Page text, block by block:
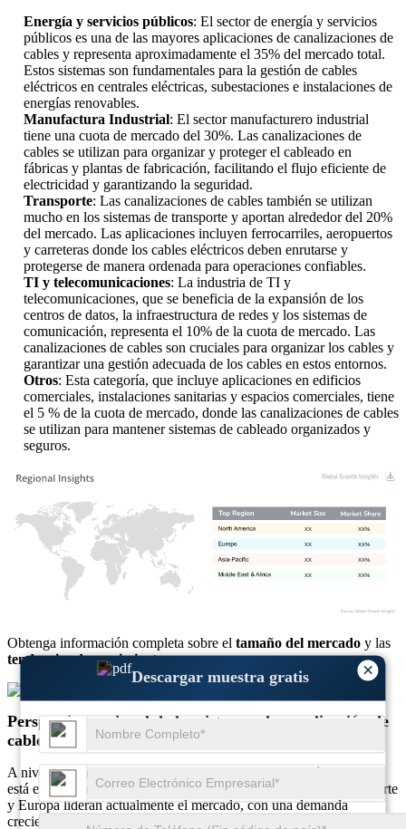
×
Descargar muestra gratis
Energía y servicios públicos: El sector de energía y servicios
públicos es una de las mayores aplicaciones de canalizaciones de
cables y representa aproximadamente el 35% del mercado total.
Estos sistemas son fundamentales para la gestión de cables
eléctricos en centrales eléctricas, subestaciones e instalaciones de
energías renovables.
Manufactura Industrial: El sector manufacturero industrial
tiene una cuota de mercado del 30%. Las canalizaciones de
cables se utilizan para organizar y proteger el cableado en
fábricas y plantas de fabricación, facilitando el flujo eficiente de
electricidad y garantizando la seguridad.
Transporte: Las canalizaciones de cables también se utilizan
mucho en los sistemas de transporte y aportan alrededor del 20%
del mercado. Las aplicaciones incluyen ferrocarriles, aeropuertos
y carreteras donde los cables eléctricos deben enrutarse y
protegerse de manera ordenada para operaciones confiables.
TI y telecomunicaciones: La industria de TI y
telecomunicaciones, que se beneficia de la expansión de los
centros de datos, la infraestructura de redes y los sistemas de
comunicación, representa el 10% de la cuota de mercado. Las
canalizaciones de cables son cruciales para organizar los cables y
garantizar una gestión adecuada de los cables en estos entornos.
Otros: Esta categoría, que incluye aplicaciones en edificios
comerciales, instalaciones sanitarias y espacios comerciales, tiene
el 5 % de la cuota de mercado, donde las canalizaciones de cables
se utilizan para mantener sistemas de cableado organizados y
seguros.
XX%
XX
XX%
XX
XX%
XX
XX%
XX
Obtenga información completa sobre el tamaño del mercado y las
tendencias de crecimiento
Descargar muestra gratis
Perspectiva regional de los sistemas de canalización de
cables
A nivel regional, el mercado de sistemas de canalización de cables
está experimentando un crecimiento significativo. América del Norte
y Europa lideran actualmente el mercado, con una demanda
creciente en los sectores industrial, energético y de